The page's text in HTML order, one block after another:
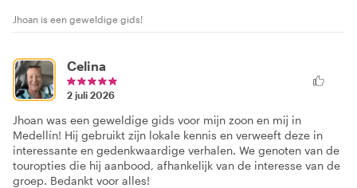
Jhoan is een geweldige gids!
Celina
2 juli 2026
Jhoan was een geweldige gids voor mijn zoon en mij in
Medellín! Hij gebruikt zijn lokale kennis en verweeft deze in
interessante en gedenkwaardige verhalen. We genoten van de
touropties die hij aanbood, afhankelijk van de interesse van de
groep. Bedankt voor alles!